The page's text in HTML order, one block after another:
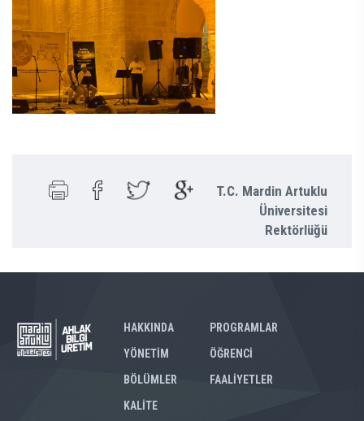
T.C. Mardin Artuklu
Üniversitesi
Rektörlüğü
HAKKINDA
YÖNETİM
BÖLÜMLER
PROGRAMLAR
ÖĞRENCİ
FAALİYETLER
KALİTE